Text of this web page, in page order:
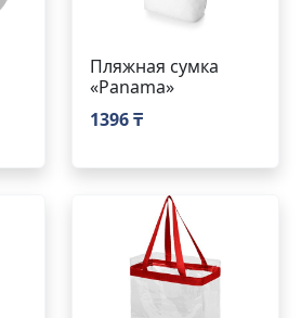
Пляжная сумка
«Panama»
1396 ₸